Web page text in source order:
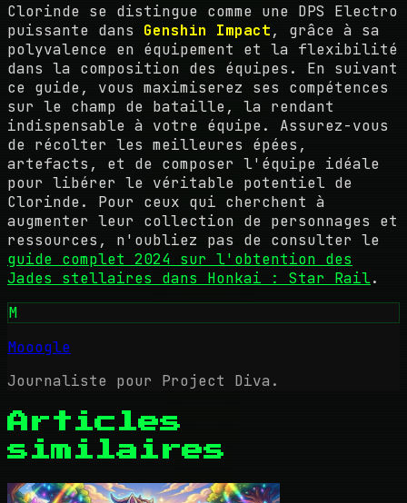
Clorinde se distingue comme une DPS Electro
puissante dans Genshin Impact, grâce à sa
polyvalence en équipement et la flexibilité
dans la composition des équipes. En suivant
ce guide, vous maximiserez ses compétences
sur le champ de bataille, la rendant
indispensable à votre équipe. Assurez-vous
de récolter les meilleures épées,
artefacts, et de composer l'équipe idéale
pour libérer le véritable potentiel de
Clorinde. Pour ceux qui cherchent à
augmenter leur collection de personnages et
ressources, n'oubliez pas de consulter le
guide complet 2024 sur l'obtention des
Jades stellaires dans Honkai : Star Rail.
M
Mooogle
Journaliste pour Project Diva.
Articles
similaires